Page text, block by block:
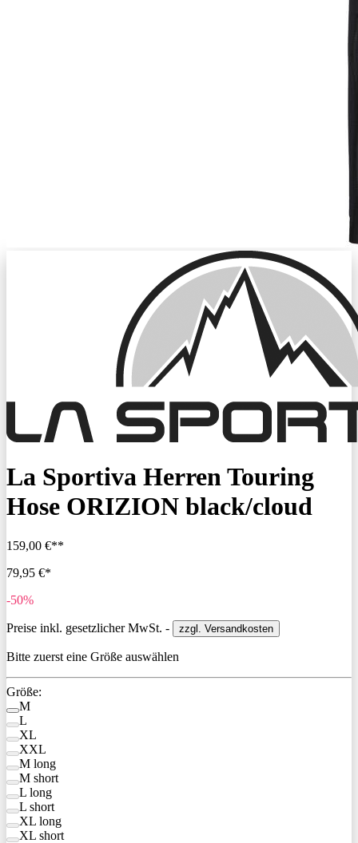
La Sportiva Herren Touring
Hose ORIZION black/cloud
159,00 €**
79,95 €*
-50%
Preise inkl. gesetzlicher MwSt. - zzgl. Versandkosten
Bitte zuerst eine Größe auswählen
Größe:
M
L
XL
XXL
M long
M short
L long
L short
XL long
XL short